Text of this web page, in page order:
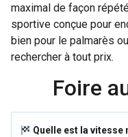
maximal de façon
sportive conçue pour
bien pour le palmarès
rechercher à tout prix.
Foire
Quelle est la vitesse